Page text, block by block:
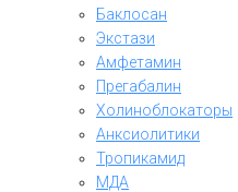
Баклосан
Экстази
Амфетамин
Прегабалин
Холиноблокаторы
Анксиолитики
Тропикамид
МДА